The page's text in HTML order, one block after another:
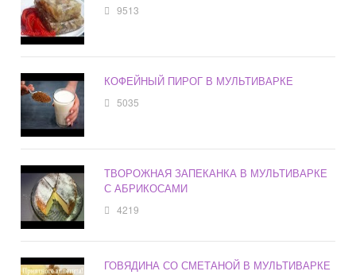
9513
КОФЕЙНЫЙ ПИРОГ В МУЛЬТИВАРКЕ
5035
ТВОРОЖНАЯ ЗАПЕКАНКА В МУЛЬТИВАРКЕ
С АБРИКОСАМИ
4219
ГОВЯДИНА СО СМЕТАНОЙ В МУЛЬТИВАРКЕ